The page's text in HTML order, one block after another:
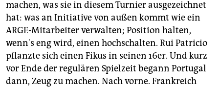
machen, was sie in diesem Turnier ausgezeichnet
hat: was an Initiative von außen kommt wie ein
ARGE­-Mitarbeiter verwalten; Position halten,
wenn's eng wird, einen hochschalten. Rui Patricio
pflanzte sich einen Fikus in seinen 16er. Und kurz
vor Ende der regulären Spielzeit begann Portugal
dann, Zeug zu machen. Nach vorne. Frankreich